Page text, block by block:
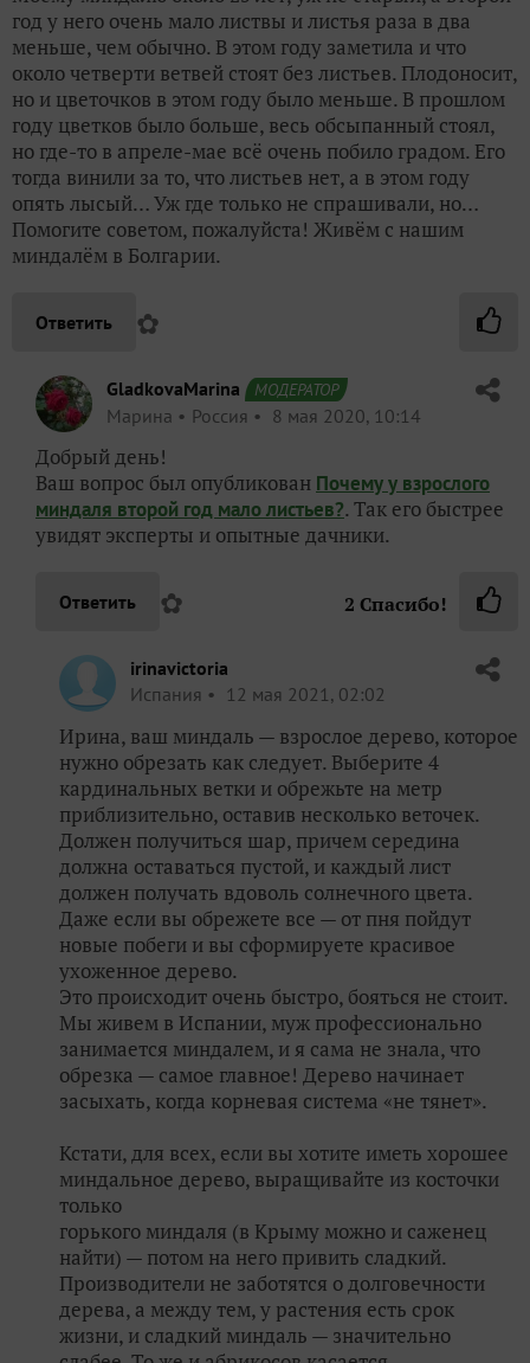
год у него очень мало листвы и листья раза в два
меньше, чем обычно. В этом году заметила и что
около четверти ветвей стоят без листьев. Плодоносит,
но и цветочков в этом году было меньше. В прошлом
году цветков было больше, весь обсыпанный стоял,
но где-то в апреле-мае всё очень побило градом. Его
тогда винили за то, что листьев нет, а в этом году
опять лысый… Уж где только не спрашивали, но…
Помогите советом, пожалуйста! Живём с нашим
миндалём в Болгарии.
Ответить ✿
GladkovaMarina МОДЕРАТОР
Марина Россия 8 мая 2020, 10:14
Добрый день!
Ваш вопрос был опубликован Почему у взрослого
миндаля второй год мало листьев?. Так его быстрее
увидят эксперты и опытные дачники.
Ответить ✿ 2 Спасибо!
irinavictoria
Испания
12 мая 2021, 02:02
Ирина, ваш миндаль — взрослое дерево, которое
нужно обрезать как следует. Выберите 4
кардинальных ветки и обрежьте на метр
приблизительно, оставив несколько веточек.
Должен получиться шар, причем середина
должна оставаться пустой, и каждый лист
должен получать вдоволь солнечного цвета.
Даже если вы обрежете все — от пня пойдут
новые побеги и вы сформируете красивое
ухоженное дерево.
Это происходит очень быстро, бояться не стоит.
Мы живем в Испании, муж профессионально
занимается миндалем, и я сама не знала, что
обрезка — самое главное! Дерево начинает
засыхать, когда корневая система «не тянет».
Кстати, для всех, если вы хотите иметь хорошее
миндальное дерево, выращивайте из косточки
только
горького миндаля (в Крыму можно и саженец
найти) — потом на него привить сладкий.
Производители не заботятся о долговечности
дерева, а между тем, у растения есть срок
жизни, и сладкий миндаль — значительно